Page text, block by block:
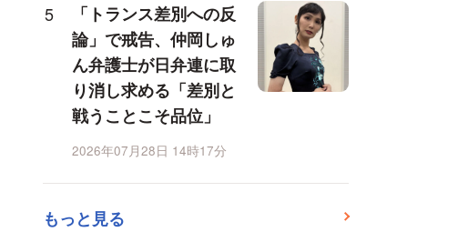
「トランス差別への反
論」で戒告、仲岡しゅ
ん弁護士が日弁連に取
り消し求める「差別と
戦うことこそ品位」
2026年07月28日 14時17分
もっと見る